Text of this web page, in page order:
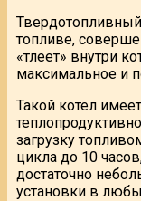
топливе,
«тлеет» внутри
максимальное и
Такой котел
загрузку
цикла до 10
достаточно
установки в